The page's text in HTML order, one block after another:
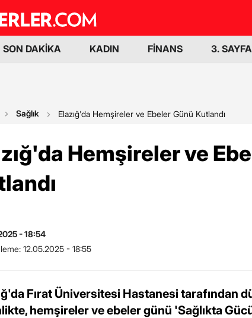
SON DAKİKA KADIN FİNANS 3. SAYFA
Sağlık Elazığ'da Hemşireler ve Ebeler Günü Kutlandı
Hemşireler ve
- 18:54
12.05.2025 - 18:55
Fırat Üniversitesi Hastanesi tarafından
hemşireler ve ebeler günü 'Sağlıkta